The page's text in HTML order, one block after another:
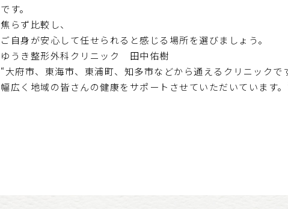
です。
焦らず比較し、
ご自身が安心して任せられると感じる場所を選びましょう。
ゆうき整形外科クリニック 田中佑樹
“大府市、東海市、東浦町、知多市などから通えるクリニック
幅広く地域の皆さんの健康をサポートさせていただいています。